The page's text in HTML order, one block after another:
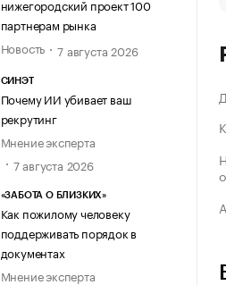
нижегородский проект 100
партнерам рынка
Новость
7 августа 2026
СИНЭТ
Почему ИИ убивает ваш
рекрутинг
Мнение эксперта
7 августа 2026
«ЗАБОТА О БЛИЗКИХ»
Как пожилому человеку
поддерживать порядок в
документах
Мнение эксперта